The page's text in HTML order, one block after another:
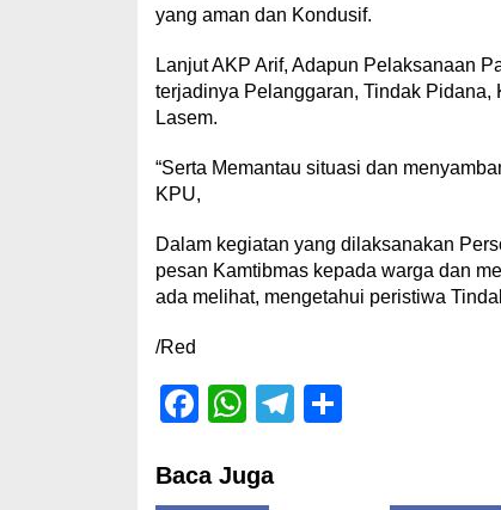
yang aman dan Kondusif.
Lanjut AKP Arif, Adapun Pelaksanaan
terjadinya Pelanggaran, Tindak Pidana,
Lasem.
“Serta Memantau situasi dan
KPU,
Dalam kegiatan yang dilaksanakan
pesan Kamtibmas kepada warga dan
ada melihat, mengetahui peristiwa
/Red
Facebook
WhatsApp
Telegram
Baca Juga